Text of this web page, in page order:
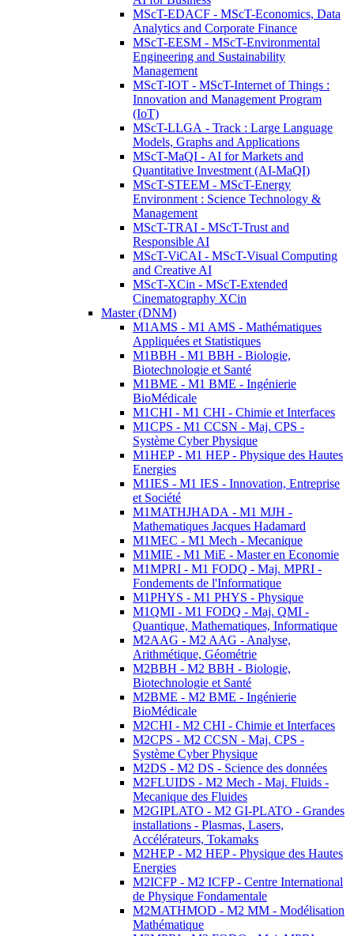
MScT-EDACF - MScT-Economics, Data
Analytics and Corporate Finance
MScT-EESM - MScT-Environmental
Engineering and Sustainability
Management
MScT-IOT - MScT-Internet of Things :
Innovation and Management Program
(IoT)
MScT-LLGA - Track : Large Language
Models, Graphs and Applications
MScT-MaQI - AI for Markets and
Quantitative Investment (AI-MaQI)
MScT-STEEM - MScT-Energy
Environment : Science Technology &
Management
MScT-TRAI - MScT-Trust and
Responsible AI
MScT-ViCAI - MScT-Visual Computing
and Creative AI
MScT-XCin - MScT-Extended
Cinematography XCin
Master (DNM)
M1AMS - M1 AMS - Mathématiques
Appliquées et Statistiques
M1BBH - M1 BBH - Biologie,
Biotechnologie et Santé
M1BME - M1 BME - Ingénierie
BioMédicale
M1CHI - M1 CHI - Chimie et Interfaces
M1CPS - M1 CCSN - Maj. CPS -
Système Cyber Physique
M1HEP - M1 HEP - Physique des Hautes
Energies
M1IES - M1 IES - Innovation, Entreprise
et Société
M1MATHJHADA - M1 MJH -
Mathematiques Jacques Hadamard
M1MEC - M1 Mech - Mecanique
M1MIE - M1 MiE - Master en Economie
M1MPRI - M1 FODQ - Maj. MPRI -
Fondements de l'Informatique
M1PHYS - M1 PHYS - Physique
M1QMI - M1 FODQ - Maj. QMI -
Quantique, Mathematiques, Informatique
M2AAG - M2 AAG - Analyse,
Arithmétique, Géométrie
M2BBH - M2 BBH - Biologie,
Biotechnologie et Santé
M2BME - M2 BME - Ingénierie
BioMédicale
M2CHI - M2 CHI - Chimie et Interfaces
M2CPS - M2 CCSN - Maj. CPS -
Système Cyber Physique
M2DS - M2 DS - Science des données
M2FLUIDS - M2 Mech - Maj. Fluids -
Mecanique des Fluides
M2GIPLATO - M2 GI-PLATO - Grandes
installations - Plasmas, Lasers,
Accélérateurs, Tokamaks
M2HEP - M2 HEP - Physique des Hautes
Energies
M2ICFP - M2 ICFP - Centre International
de Physique Fondamentale
M2MATHMOD - M2 MM - Modélisation
Mathématique